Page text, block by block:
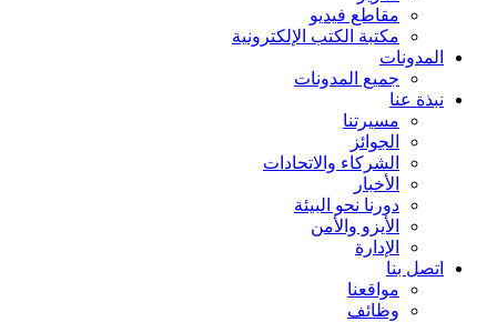
مقاطع فيديو
مكتبة الكتب الإلكترونية
المدونات
جميع المدونات
نبذة عنا
مسيرتنا
الجوائز
الشركاء والاتحادات
الأخبار
دورنا نحو البيئة
الأيزو والأمن
الإدارة
اتصل بنا
مواقعنا
وظائف